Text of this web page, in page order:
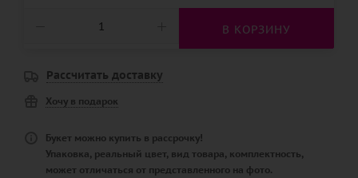
В КОРЗИНУ
Рассчитать доставку
Хочу в подарок
Букет можно купить в рассрочку!
Упаковка, реальный цвет, вид товара, комплектность,
может отличаться от представленного на фото.